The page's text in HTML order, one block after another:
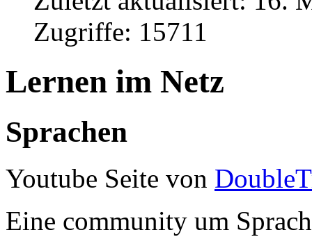
Zugriffe: 15711
Lernen im Netz
Sprachen
Youtube Seite von
Eine community um